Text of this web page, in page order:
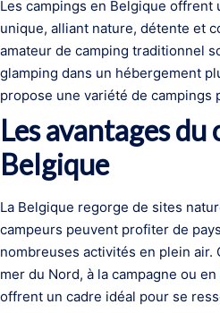
Les campings en Belgique offrent
unique, alliant nature, détente et
amateur de camping traditionnel
glamping dans un hébergement
propose une variété de campings
Les avantages du
Belgique
La Belgique regorge de sites
campeurs peuvent profiter de
nombreuses activités en plein air.
mer du Nord, à la campagne ou
offrent un cadre idéal pour se